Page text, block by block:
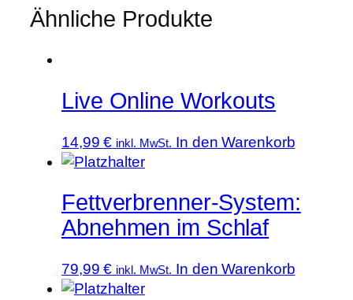
Tagen
Ähnliche Produkte
Live Online Workouts
14,99€ inkl. MwSt. In den Warenkorb
Fettverbrenner-System:
Abnehmen im Schlaf
79,99€ inkl. MwSt. In den Warenkorb